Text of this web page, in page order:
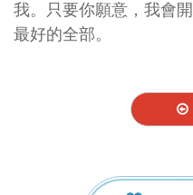
我。只要你願意，我會
最好的全部。